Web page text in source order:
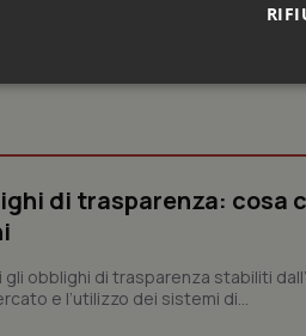
di trasparenza: cosa
obblighi di trasparenza stabiliti
e l’utilizzo dei sistemi di...
Statistici
a rendere fruibile il sito web abilitandone